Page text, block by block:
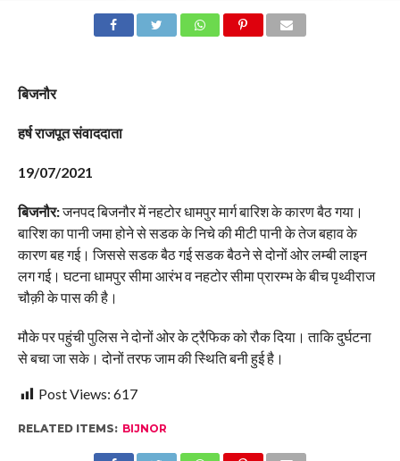
बिजनौर
हर्ष राजपूत संवाददाता
19/07/2021
बिजनौर:जनपद बिजनौर में नहटोर धामपुर मार्ग बारिश के कारण बैठ गया।
बारिश का पानी जमा होने से सडक के निचे की मीटी पानी के तेज बहाव के
कारण बह गई। जिससे सडक बैठ गई सडक बैठने से दोनों ओर लम्बी लाइन
लग गई। घटना धामपुर सीमा आरंभ व नहटोर सीमा प्रारम्भ के बीच पृथ्वीराज
चौक़ी के पास की है।
मौके पर पहुंची पुलिस ने दोनों ओर के ट्रैफिक को रौक दिया। ताकि दुर्घटना
से बचा जा सके। दोनों तरफ जाम की स्थिति बनी हुई है।
Post Views: 617
RELATED ITEMS: BIJNOR